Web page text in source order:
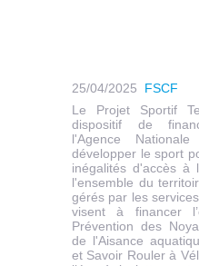
25/04/2025
FSCF
Le Projet Sportif
dispositif de
l'Agence
développer le sport
inégalités d'accès à
l'ensemble du
gérés par les
visent à financer
Prévention des
de l'Aisance
et Savoir Rouler à